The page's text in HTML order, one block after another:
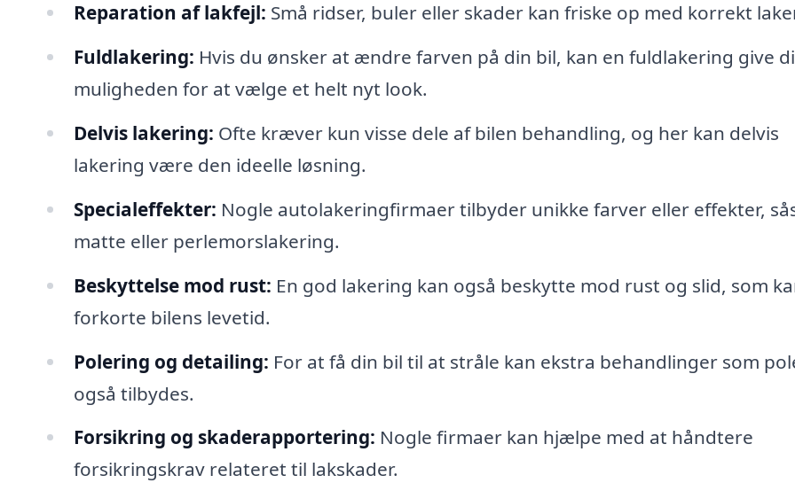
Reparation af lakfejl: Små ridser, buler eller skader kan friske op med korrekt
Fuldlakering: Hvis du ønsker at ændre farven på din bil, kan en fuldlakering give
muligheden for at vælge et helt nyt look.
Delvis lakering: Ofte kræver kun visse dele af bilen behandling, og her kan delvis
lakering være den ideelle løsning.
Specialeffekter: Nogle autolakeringfirmaer tilbyder unikke farver eller effekter,
matte eller perlemorslakering.
Beskyttelse mod rust: En god lakering kan også beskytte mod rust og slid, som
forkorte bilens levetid.
Polering og detailing: For at få din bil til at stråle kan ekstra behandlinger som
også tilbydes.
Forsikring og skaderapportering: Nogle firmaer kan hjælpe med at håndtere
forsikringskrav relateret til lakskader.